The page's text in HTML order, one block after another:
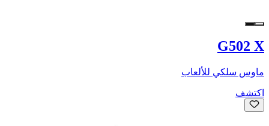
G502 X
ماوس سلكي للألعاب
اكتشف